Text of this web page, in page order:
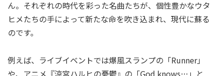
ん。それぞれの時代を彩った名曲たちが、個性豊かなウタ
ヒメたちの手によって新たな命を吹き込まれ、現代に蘇る
のです。
例えば、ライブイベントでは爆風スランプの「Runner」
や、アニメ『涼宮ハルヒの憂鬱』の「God knows…」と